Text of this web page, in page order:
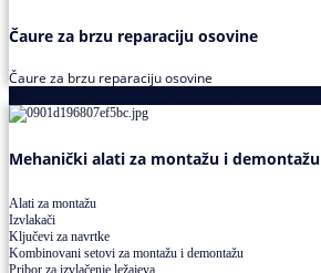
Čaure za brzu reparaciju osovine
Čaure za brzu reparaciju osovine
Mehanički alati za montažu i demontažu
Alati za montažu
Izvlakači
Ključevi za navrtke
Kombinovani setovi za montažu i demontažu
Pribor za izvlačenje ležajeva